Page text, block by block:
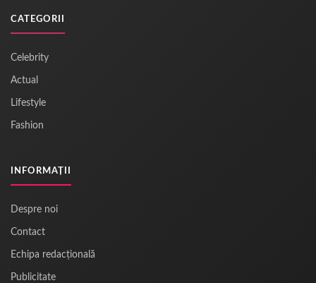
CATEGORII
Celebrity
Actual
Lifestyle
Fashion
INFORMAȚII
Despre noi
Contact
Echipa redacțională
Publicitate